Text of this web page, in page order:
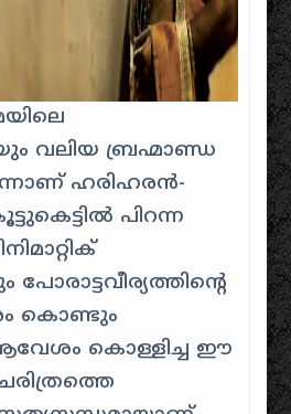
വലിയ ബ്രഹ്മാണ്ഡ
ഹരിഹരൻ-
പിറന്ന
കൊണ്ടും
കൊള്ളിച്ച ഈ